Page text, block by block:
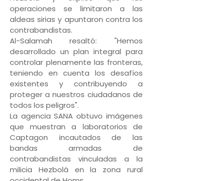
operaciones se limitaron a las
aldeas sirias y apuntaron contra los
contrabandistas.
Al-Salamah resaltó: "Hemos
desarrollado un plan integral para
controlar plenamente las fronteras,
teniendo en cuenta los desafíos
existentes y contribuyendo a
proteger a nuestros ciudadanos de
todos los peligros".
La agencia SANA obtuvo imágenes
que muestran a laboratorios de
Captagon incautados de las
bandas armadas de
contrabandistas vinculadas a la
milicia Hezbolá en la zona rural